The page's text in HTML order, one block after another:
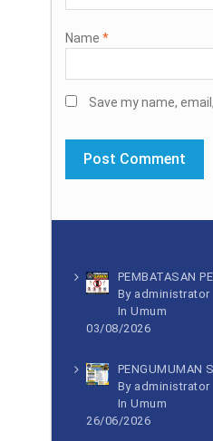
Name *
Save my name,
PEMBATASAN
By administrator
InUmum
03/08/2026
PENGUMUMAN
By administrator
InUmum
26/06/2026